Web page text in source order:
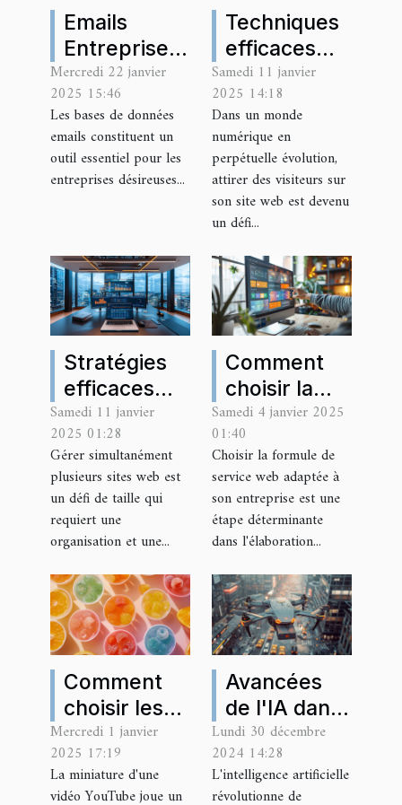
Emails
Entreprises
: des bases
de données
emails
suisses
fiables et
Mercredi 22 janvier
2025 15:46
Les bases de données
emails constituent un
outil essentiel pour les
entreprises désireuses...
Techniques
efficaces
pour
augmenter
le trafic vers
votre site
web
Samedi 11 janvier
2025 14:18
Dans un monde
numérique en
perpétuelle évolution,
attirer des visiteurs sur
son site web est devenu
un défi...
Stratégies
efficaces
pour gérer
plusieurs
sites sous
une seule
plateforme
Samedi 11 janvier
2025 01:28
Gérer simultanément
plusieurs sites web est
un défi de taille qui
requiert une
organisation et une...
Comment
choisir la
formule de
service web
idéale pour
votre
entreprise
Samedi 4 janvier 2025
01:40
Choisir la formule de
service web adaptée à
son entreprise est une
étape déterminante
dans l'élaboration...
Comment
choisir les
couleurs
idéales pour
vos
Mercredi 1 janvier
2025 17:19
La miniature d'une
vidéo YouTube joue un
Avancées
de l'IA dans
les
systèmes de
transport et
Lundi 30 décembre
2024 14:28
L'intelligence artificielle
révolutionne de